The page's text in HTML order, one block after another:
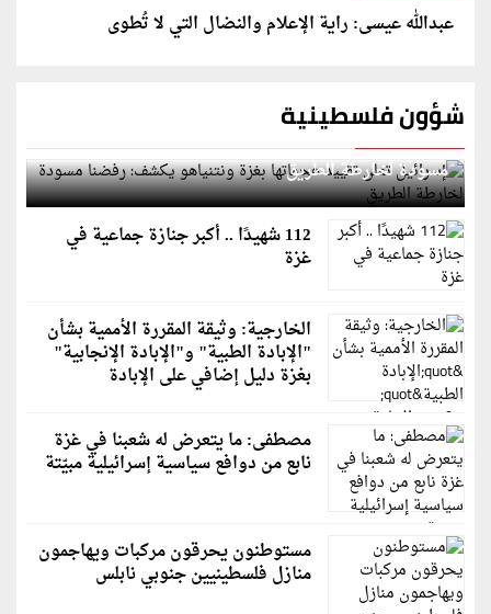
عبدالله عيسى: راية الإعلام والنضال التي لا تُطوى
شؤون فلسطينية
إسرائيل تعلن تقييد هجماتها بغزة ونتنياهو يكشف: رفضنا
مسودة لخارطة الطريق
112 شهيدًا .. أكبر جنازة جماعية في
غزة
الخارجية: وثيقة المقررة الأممية بشأن
"الإبادة الطبية" و"الإبادة الإنجابية"
بغزة دليل إضافي على الإبادة
مصطفى: ما يتعرض له شعبنا في غزة
نابع من دوافع سياسية إسرائيلية مبيّتة
مستوطنون يحرقون مركبات ويهاجمون
منازل فلسطينيين جنوبي نابلس